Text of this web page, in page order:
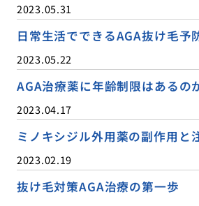
2023.05.31
日常生活でできるAGA抜け毛予
2023.05.22
AGA治療薬に年齢制限はあるの
2023.04.17
ミノキシジル外用薬の副作用と
2023.02.19
抜け毛対策AGA治療の第一歩